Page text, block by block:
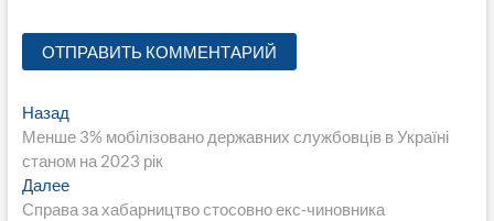
Навигация
по
записям
НазадПредыдущая
запись:
Менше 3% мобілізовано державних службовців в Україні
станом на 2023 рік
ДалееСледующая
запись:
Справа за хабарництво стосовно екс-чиновника